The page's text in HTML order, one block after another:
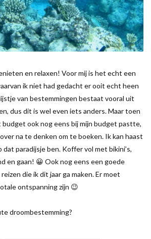
en relaxen! Voor mij is het echt een
ik niet had gedacht er ooit echt heen
van bestemmingen bestaat vooral uit
dus dit is wel even iets anders. Maar toen
budget ook nog eens bij mijn budget pastte,
na te denken om te boeken. Ik kan haast
paradijsje ben. Koffer vol met bikini’s,
en gaan! 😀 Ook nog eens een goede
die ik dit jaar ga maken. Er moet
ontspanning zijn 😉
droombestemming?